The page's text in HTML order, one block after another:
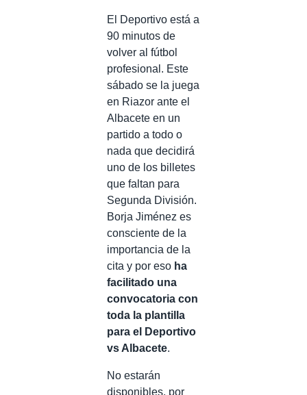
El Deportivo está a
90 minutos de
volver al fútbol
profesional. Este
sábado se la juega
en Riazor ante el
Albacete en un
partido a todo o
nada que decidirá
uno de los billetes
que faltan para
Segunda División.
Borja Jiménez es
consciente de la
importancia de la
cita y por eso ha
facilitado una
convocatoria con
toda la plantilla
para el Deportivo
vs Albacete.
No estarán
disponibles, por